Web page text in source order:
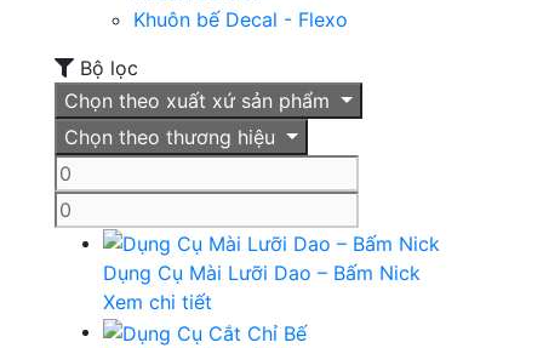
Khuôn bế Decal - Flexo
Bộ lọc
Chọn theo xuất xứ sản phẩm
Chọn theo thương hiệu
Dụng Cụ Mài Lưỡi Dao – Bấm Nick
Xem chi tiết